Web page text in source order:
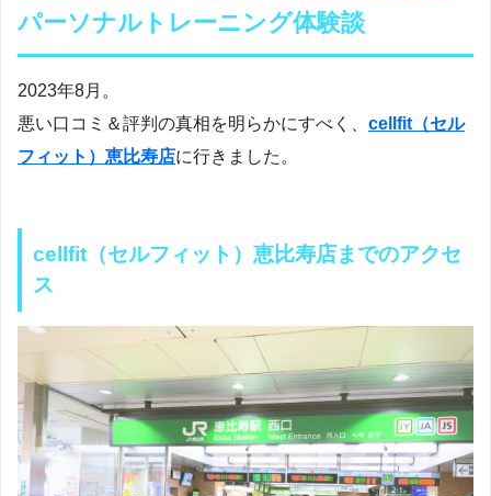
パーソナルトレーニング体験談
2023年8月。
悪い口コミ＆評判の真相を明らかにすべく、 cellfit（セル
フィット）恵比寿店に行きました。
cellfit（セルフィット）恵比寿店までのアクセ
ス